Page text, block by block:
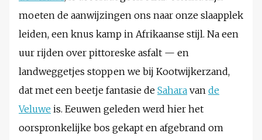
moeten de aanwijzingen ons naar onze slaapplek
leiden, een knus kamp in Afrikaanse stijl. Na een
uur rijden over pittoreske asfalt — en
landweggetjes stoppen we bij Kootwijkerzand,
dat met een beetje fantasie de Sahara van de
Veluwe is. Eeuwen geleden werd hier het
oorspronkelijke bos gekapt en afgebrand om